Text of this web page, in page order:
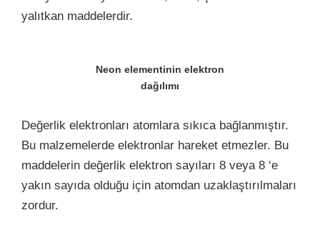
yalıtkan maddelerdir.
Neon elementinin elektron
dağılımı
Değerlik elektronları atomlara sıkıca bağlanmıştır.
Bu malzemelerde elektronlar hareket etmezler. Bu
maddelerin değerlik elektron sayıları 8 veya 8 ‘e
yakın sayıda olduğu için atomdan uzaklaştırılmaları
zordur.